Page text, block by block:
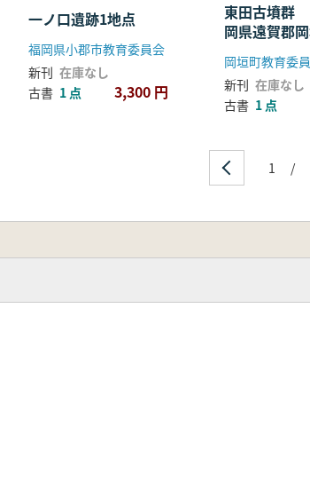
一ノ口遺跡1地点
福岡県小郡市教育委員会
新刊 在庫なし
古書 1 点 3,300 円
東田古墳群
岡県遠賀郡
墳群の調査報
岡垣町教育委
新刊 在庫なし
古書 1 点
1 /